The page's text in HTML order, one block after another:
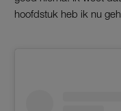
hoofdstuk heb ik nu